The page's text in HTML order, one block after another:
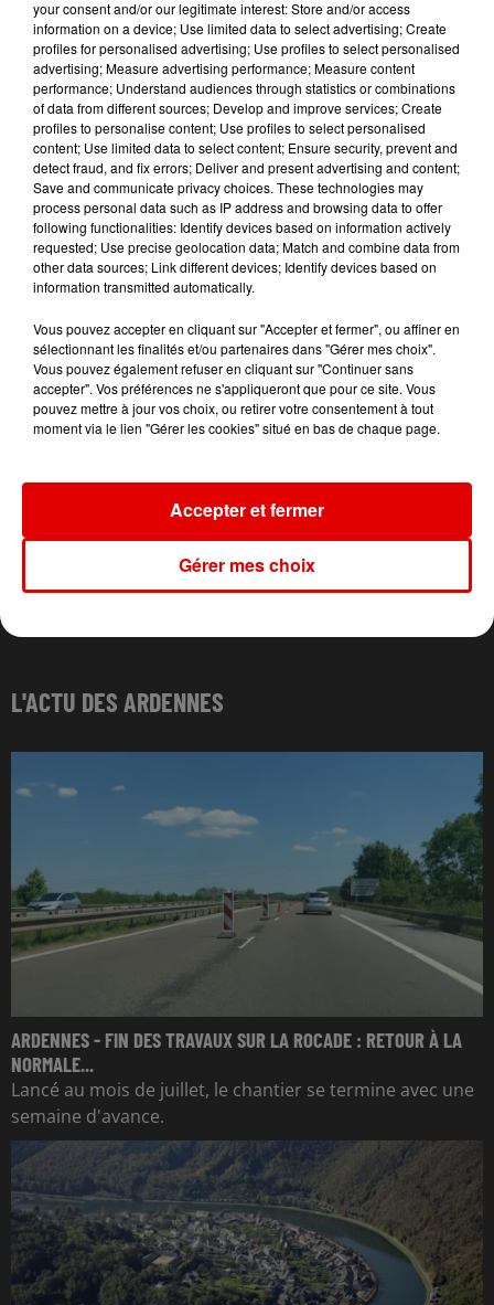
TITRES DIFFUSÉS
0h00
0h00
LE CLUB RVM
Jusqu'a 2h !
23h56
23h56
KUNGS
This Girl
23h52
23h52
DAFT PUNK
One More Time
L'ACTU DES ARDENNES
ARDENNES - FIN DES TRAVAUX SUR LA ROCADE : RETOUR À LA
NORMALE...
Lancé au mois de juillet, le chantier se termine avec une
semaine d'avance.
your consent and/or our legitimate interest: Store and/or access
information on a device; Use limited data to select advertising; Create
profiles for personalised advertising; Use profiles to select personalised
advertising; Measure advertising performance; Measure content
performance; Understand audiences through statistics or combinations
of data from different sources; Develop and improve services; Create
profiles to personalise content; Use profiles to select personalised
content; Use limited data to select content; Ensure security, prevent and
detect fraud, and fix errors; Deliver and present advertising and content;
Save and communicate privacy choices. These technologies may
process personal data such as IP address and browsing data to offer
following functionalities: Identify devices based on information actively
requested; Use precise geolocation data; Match and combine data from
other data sources; Link different devices; Identify devices based on
information transmitted automatically.
Vous pouvez accepter en cliquant sur "Accepter et fermer", ou affiner en
sélectionnant les finalités et/ou partenaires dans "Gérer mes choix".
Vous pouvez également refuser en cliquant sur "Continuer sans
accepter". Vos préférences ne s'appliqueront que pour ce site. Vous
pouvez mettre à jour vos choix, ou retirer votre consentement à tout
moment via le lien "Gérer les cookies" situé en bas de chaque page.
Gérer mes choix
Accepter et fermer